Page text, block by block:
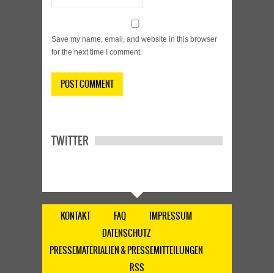
Save my name, email, and website in this browser
for the next time I comment.
TWITTER
KONTAKT FAQ
IMPRESSUM
DATENSCHUTZ
PRESSEMATERIALIEN & PRESSEMITTEILUNGEN
RSS